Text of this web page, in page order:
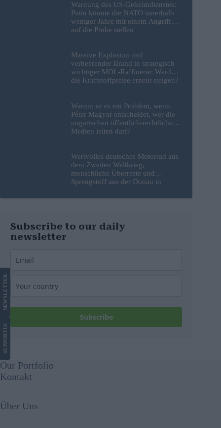
Warnung des US-Geheimdienstes:
Putin könnte die NATO innerhalb
weniger Jahre mit einem Angriff
auf die Probe stellen
Massive Explosion und
verheerender Brand in strategisch
wichtiger MOL-Raffinerie: Werden
die Kraftstoffpreise erneut steigen?
Warum ist es ein Problem, wenn
Péter Magyar entscheidet, wer die
ungarischen öffentlich-rechtlichen
Medien leiten darf?
Wertvolles deutsches Motorrad aus
dem Zweiten Weltkrieg,
menschliche Überreste und
Sprengstoff aus der Donau in
Subscribe to our daily
newsletter
Subscribe
SUPPORT
US
NEWS
LETTER
Our Portfolio
Kontakt
Über Uns